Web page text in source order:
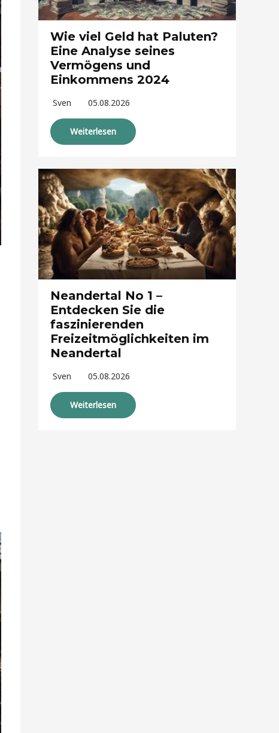
Wie viel Geld hat Paluten?
Eine Analyse seines
Vermögens und
Einkommens 2024
Sven 05.08.2026
Weiterlesen
Neandertal No 1 –
Entdecken Sie die
faszinierenden
Freizeitmöglichkeiten im
Neandertal
Sven 05.08.2026
Weiterlesen